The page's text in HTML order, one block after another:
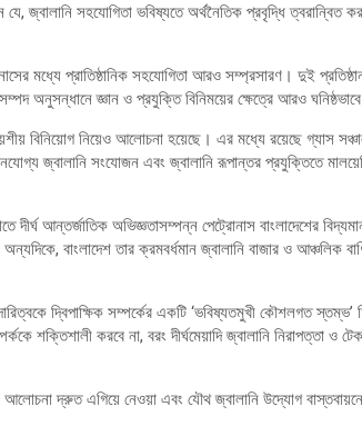
জ্বালানি সহযোগিতা ভবিষ্যতে অর্থনৈতিক প্রবৃদ্ধি ত্বরান্বিত
মধ্যে প্রাতিষ্ঠানিক সহযোগিতা আরও সম্প্রসারণ। দুই
অনুসন্ধানে জ্ঞান ও প্রযুক্তি বিনিময়ের ক্ষেত্রে আরও
বিনিয়োগ নিয়েও আলোচনা হয়েছে। এর মধ্যে রয়েছে গ্যাস
জ্বালানি সংযোজন এবং জ্বালানি রূপান্তর প্রযুক্তিতে
দীর্ঘ আন্তর্জাতিক অভিজ্ঞতাসম্পন্ন পেট্রোনাস বাংলাদেশের
বাংলাদেশ তার ক্রমবর্ধমান জ্বালানি বাজার ও আঞ্চলিক
দ্বিপাক্ষিক সম্পর্কের একটি ‘ভবিষ্যতমুখী কৌশলগত
শক্তিশালী করবে না, বরং দীর্ঘমেয়াদি জ্বালানি নিরাপত্তা ও
দ্রুত এগিয়ে নেওয়া এবং যৌথ জ্বালানি উদ্যোগ